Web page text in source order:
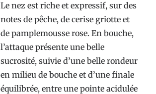
Le nez est riche et expressif, sur des
notes de pêche, de cerise griotte et
de pamplemousse rose. En bouche,
l’attaque présente une belle
sucrosité, suivie d’une belle rondeur
en milieu de bouche et d’une finale
équilibrée, entre une pointe acidulée